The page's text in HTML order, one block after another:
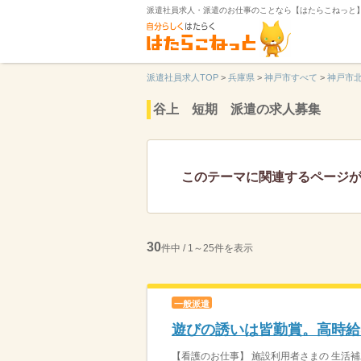
派遣社員求人・派遣のお仕事のことなら【はたらこねっと
派遣社員求人TOP > 兵庫県 > 神戸市すべて > 神戸市
谷上 短期 派遣の求人募集
このテーマに関連するページ
30件中 / 1～25件を表示
一般派遣
遊びの誘いは皆勤賞。高時
【看護のお仕事】 施設利用者さまの 生